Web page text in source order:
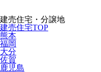
建売住宅・分譲地
建売住宅TOP
熊本
福岡
大分
佐賀
鹿児島